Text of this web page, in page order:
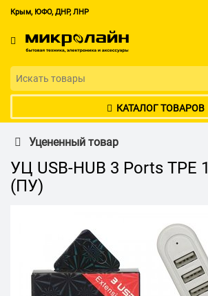
Крым, ЮФО, ДНР, ЛНР
КАТАЛОГ ТОВАРОВ
Уцененный товар
УЦ USB-HUB 3 Ports TPE
(ПУ)